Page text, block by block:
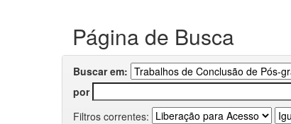
Página de Busca
Buscar em:
por
Filtros correntes: